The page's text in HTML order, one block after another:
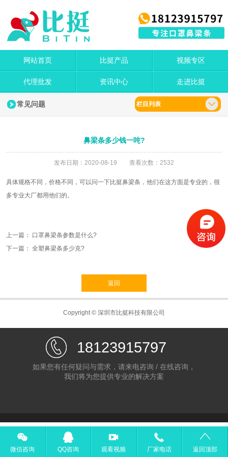
网站首页 比挺产品 视频专区
代理批发 资讯中心 走进比挺
常见问题 栏目列表
鼻梁条多少钱一吨?
发布日期：2020-08-19 查看次数：2532
具体规格不同，价格不同，可以问一下比挺鼻梁条，他们在这方面是专业的，很
多专业大厂都用他们的。
上一篇： 口罩鼻梁条参数是什么?
下一篇： 全塑鼻梁条多少克?
返回
Copyright © 深圳市比挺科技有限公司
18123915797
如果您有任何疑问与需求，请来电咨询 / 在线咨询，
我们将为您提供专业的解决方案
微信咨询 QQ咨询 观看视频 厂家电话 返回顶部